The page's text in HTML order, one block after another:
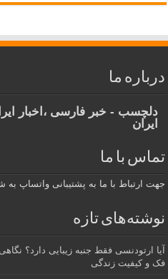
درباره ما
دلچسب - خبر فارسی ،اخبار
ایران
تماس با ما
جهت ارتباط با ما به پشتیبانی واتساپ به شماره 09056213048 در
نوشته‌های تازه
آیا ارتودنسی فقط جنبه زیبایی دارد؟
فک و کیفیت زندگی